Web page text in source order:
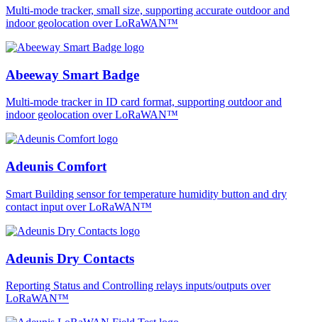
Multi-mode tracker, small size, supporting accurate outdoor and
indoor geolocation over LoRaWAN™
Abeeway Smart Badge
Multi-mode tracker in ID card format, supporting outdoor and
indoor geolocation over LoRaWAN™
Adeunis Comfort
Smart Building sensor for temperature humidity button and dry
contact input over LoRaWAN™
Adeunis Dry Contacts
Reporting Status and Controlling relays inputs/outputs over
LoRaWAN™